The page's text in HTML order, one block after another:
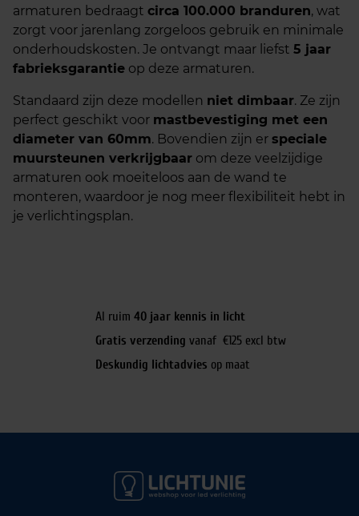
armaturen bedraagt circa 100.000 branduren, wat
zorgt voor jarenlang zorgeloos gebruik en minimale
onderhoudskosten. Je ontvangt maar liefst 5 jaar
fabrieksgarantie op deze armaturen.
Standaard zijn deze modellen niet dimbaar. Ze zijn
perfect geschikt voor mastbevestiging met een
diameter van 60mm. Bovendien zijn er speciale
muursteunen verkrijgbaar om deze veelzijdige
armaturen ook moeiteloos aan de wand te
monteren, waardoor je nog meer flexibiliteit hebt in
je verlichtingsplan.
Al ruim 40 jaar kennis in licht
Gratis verzending vanaf €125 excl btw
Deskundig lichtadvies op maat